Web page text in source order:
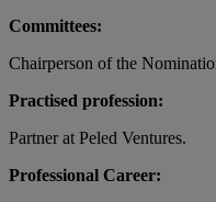
Committees:
Chairperson of the
Practised profession:
Partner at Peled Ventures.
Professional Career: